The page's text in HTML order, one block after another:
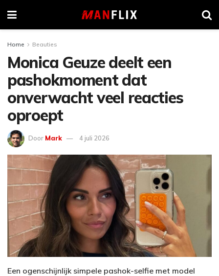
Home Beauties
Monica Geuze deelt een
pashokmoment dat
onverwacht veel reacties
oproept
Door Mark 4 juli 2026
Een ogenschijnlijk simpele pashok-selfie met model